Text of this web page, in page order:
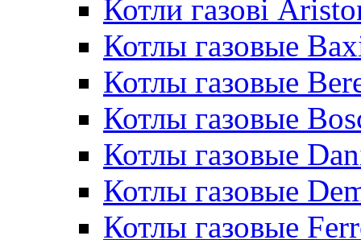
Котли газові
Котлы газовые
Котлы газовые
Котлы газовые
Котлы газовые
Котлы газовые
Котлы газовые